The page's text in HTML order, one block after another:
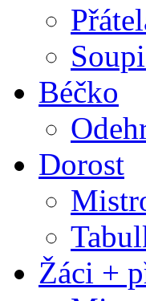
Béčko
Dorost
Žáci +